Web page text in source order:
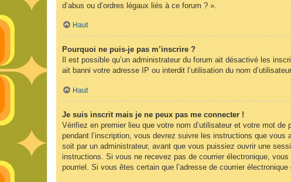
d’abus ou d’ordres légaux liés à ce forum ? ».
Haut
Pourquoi ne puis-je pas m’inscrire ?
Il est possible qu’un administrateur du forum ait désactivé les
ait banni votre adresse IP ou interdit l’utilisation du nom
Haut
Je suis inscrit mais je ne peux pas me connecter !
Vérifiez en premier lieu que votre nom d’utilisateur et votre mot
pendant l’inscription, vous devrez suivre les instructions que
soit par un administrateur, avant que vous puissiez ouvrir une
instructions. Si vous ne recevez pas de courrier électronique,
pourriel. Si vous êtes certain que l’adresse de courrier